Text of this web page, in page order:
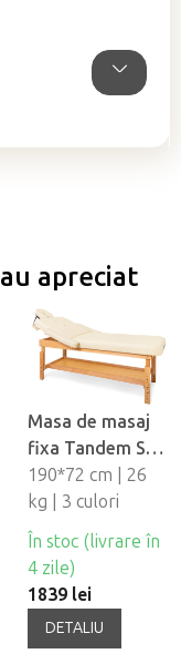
apreciat
Masa de masaj
fixa Tandem Spa
Luna V2
190*72 cm | 26
kg | 3 culori
În stoc (livrare în
4 zile)
1839 lei
DETALIU